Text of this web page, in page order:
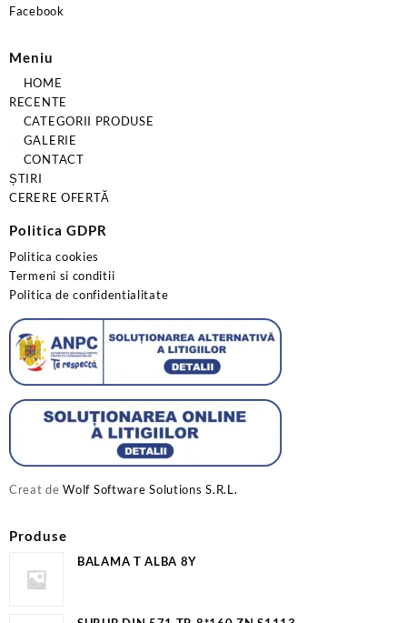
Facebook
Meniu
HOME
RECENTE
CATEGORII PRODUSE
GALERIE
CONTACT
ȘTIRI
CERERE OFERTĂ
Politica GDPR
Politica cookies
Termeni si conditii
Politica de confidentialitate
Creat deWolf Software Solutions S.R.L.
Produse
BALAMA T ALBA 8Y